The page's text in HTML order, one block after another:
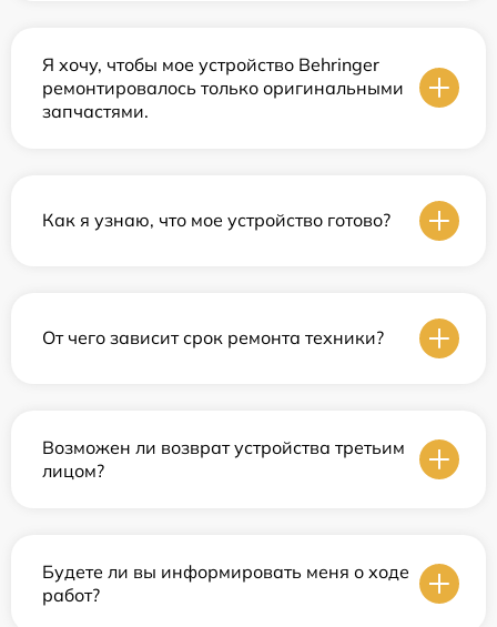
Я хочу, чтобы мое устройство Behringer
ремонтировалось только оригинальными
запчастями.
Как я узнаю, что мое устройство готово?
От чего зависит срок ремонта техники?
Возможен ли возврат устройства третьим
лицом?
Будете ли вы информировать меня о ходе
работ?